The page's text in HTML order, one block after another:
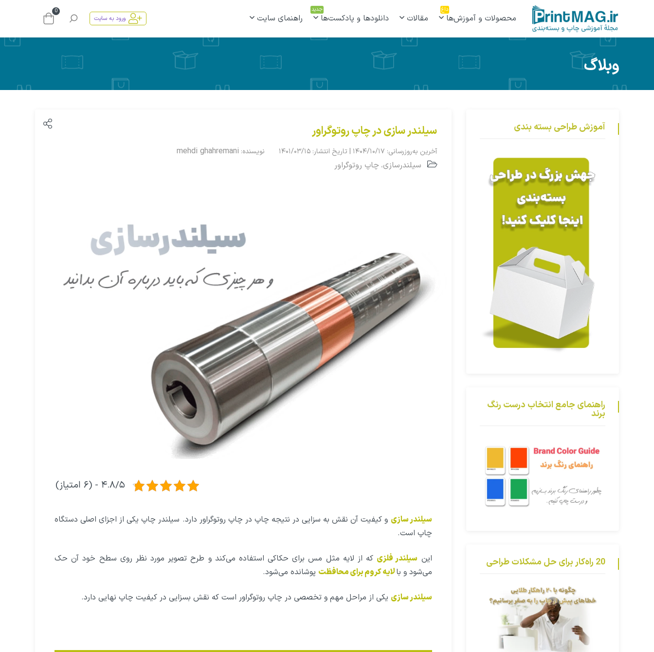
محصولات و آموزش‌ها
داغ
مقالات دانلودها و پادکست‌ها
جدید
راهنمای سایت ورود به سایت
0
وبلاگ
سیلندر سازی در چاپ روتوگراور
آخرین به‌روزرسانی: ۱۴۰۴/۱۰/۱۷ | تاریخ انتشار: ۱۴۰۱/۰۳/۱۵ نویسنده: mehdi ghahremani
سیلندرسازی، چاپ روتوگراور
۴.۸/۵ - (۶ امتیاز)
سیلندر سازی و کیفیت آن نقش به سزایی در نتیجه چاپ در چاپ روتوگراور دارد. سیلندر چاپ یکی از اجزای اصلی دستگاه
چاپ است.
این سیلندر فلزی که از لایه مثل مس برای حکاکی استفاده می‌کند و طرح تصویر مورد نظر روی سطح خود آن حک
می‌شود و بالایه کروم برای محافظت پوشانده می‌شود.
سیلندر سازی یکی از مراحل مهم و تخصصی در چاپ روتوگراور است که نقش بسزایی در کیفیت چاپ نهایی دارد.
آموزش طراحی بسته بندی
راهنمای جامع انتخاب درست رنگ
برند
20 راه‌کار برای حل مشکلات طراحی